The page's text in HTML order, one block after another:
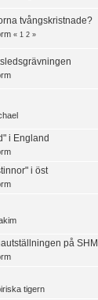
tvångskristnade?
« 1 2 »
i England
i öst
på SHM
tigern